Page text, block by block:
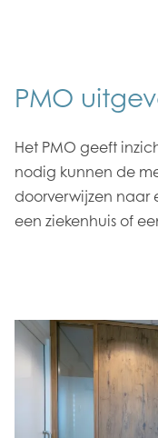
PMO
Het PMO geeft
nodig kunnen de
doorverwijzen naar
een ziekenhuis of